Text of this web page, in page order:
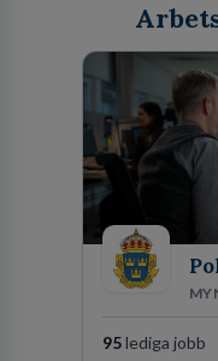
95lediga jobb